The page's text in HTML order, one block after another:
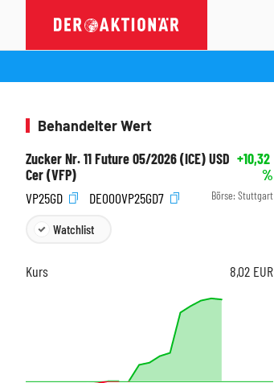
Behandelter Wert
Zucker Nr. 11 Future 05/2026 (ICE) USD
Cer (VFP)
+10,32
%
VP25GD
DE000VP25GD7 Börse: Stuttgart
Watchlist
Kurs 8,02 EUR